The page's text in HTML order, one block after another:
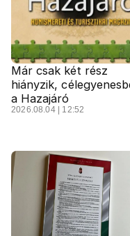
Már csak két rész
hiányzik,
a Hazajáró
2026.08.04 | 12:52